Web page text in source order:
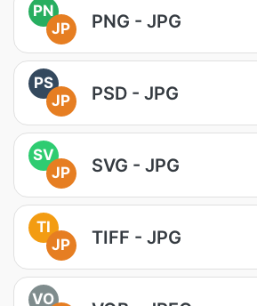
PN
JP
PNG - JPG
PS
JP
PSD - JPG
SV
JP
SVG - JPG
TI
JP
TIFF - JPG
VO